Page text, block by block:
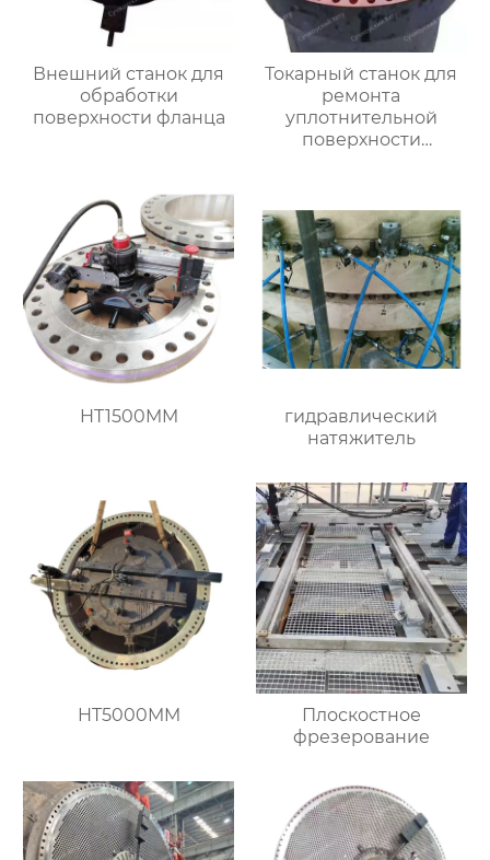
Внешний станок для
обработки
поверхности фланца
Токарный станок для
ремонта
уплотнительной
поверхности
HT1500MM
гидравлический
натяжитель
HT5000MM
Плоскостное
фрезерование